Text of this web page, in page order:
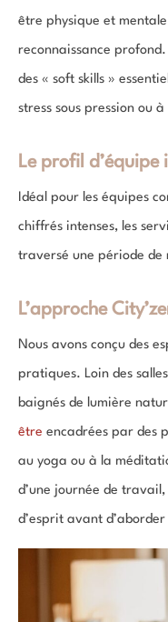
être physique et
reconnaissance
des « soft skills »
stress sous pression ou
Le profil d’équipe
Idéal pour les équipes
chiffrés intenses, les
traversé une période de
L’approche
Nous avons conçu des
pratiques. Loin des
baignés de lumière
être encadrées par des
au yoga ou à la
d’une journée de
d’esprit avant